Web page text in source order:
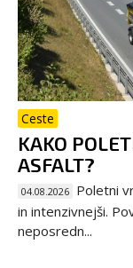
Ceste
KAKO
ASFALT?
04.08.2026 Poletni
in intenzivnejši.
neposredn...